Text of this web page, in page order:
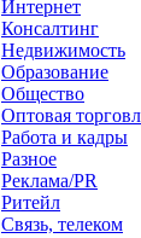
Интернет
Консалтинг
Недвижимость
Образование
Общество
Оптовая
Работа и кадры
Разное
Реклама/PR
Ритейл
Связь, телеком